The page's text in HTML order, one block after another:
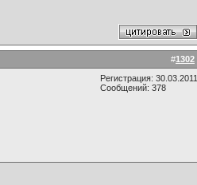
#1302
Регистрация: 30.03.2011
Сообщений: 378